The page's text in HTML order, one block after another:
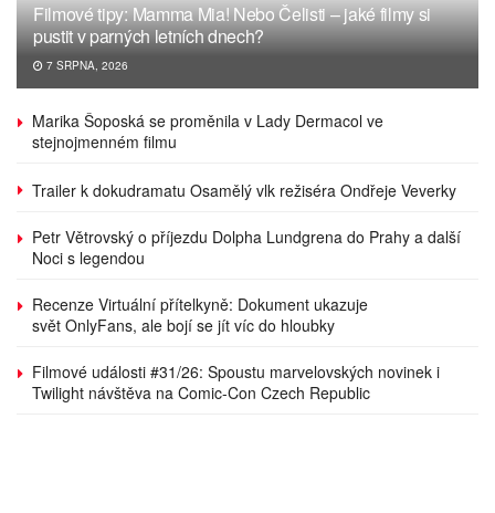
Filmové tipy: Mamma Mia! Nebo Čelisti – jaké filmy si
pustit v parných letních dnech?
7 SRPNA, 2026
Marika Šoposká se proměnila v Lady Dermacol ve
stejnojmenném filmu
Trailer k dokudramatu Osamělý vlk režiséra Ondřeje Veverky
Petr Větrovský o příjezdu Dolpha Lundgrena do Prahy a další
Noci s legendou
Recenze Virtuální přítelkyně: Dokument ukazuje
svět OnlyFans, ale bojí se jít víc do hloubky
Filmové události #31/26: Spoustu marvelovských novinek i
Twilight návštěva na Comic-Con Czech Republic